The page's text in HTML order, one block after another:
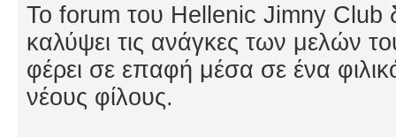
Το forum του Hellenic Jimny Club
καλύψει τις ανάγκες των μελών
φέρει σε επαφή μέσα σε ένα
νέους φίλους.